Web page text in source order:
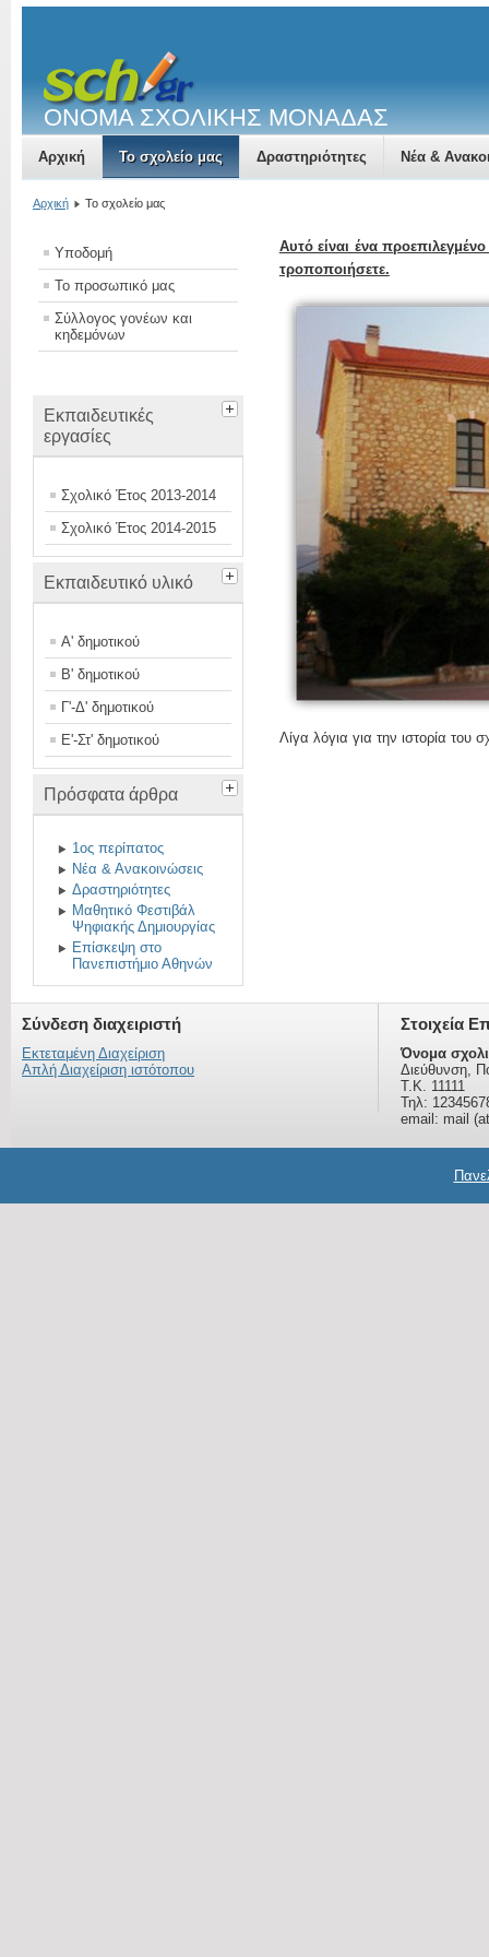
ΟΝΟΜΑ ΣΧΟΛΙΚΗΣ ΜΟΝΑΔΑΣ
Αρχική Το σχολείο μας Δραστηριότητες Νέα &
Αρχική Το σχολείο μας
Υποδομή
Το προσωπικό μας
Σύλλογος γονέων και
κηδεμόνων
Εκπαιδευτικές
εργασίες
Σχολικό Έτος 2013-2014
Σχολικό Έτος 2014-2015
Εκπαιδευτικό υλικό
Α' δημοτικού
Β' δημοτικού
Γ'-Δ' δημοτικού
Ε'-Στ' δημοτικού
Πρόσφατα άρθρα
1ος περίπατος
Νέα & Ανακοινώσεις
Δραστηριότητες
Μαθητικό Φεστιβάλ
Ψηφιακής Δημιουργίας
Επίσκεψη στο
Πανεπιστήμιο Αθηνών
Αυτό είναι ένα
τροποποιήσετε.
Λίγα λόγια για την ιστορία του
Σύνδεση διαχειριστή
Εκτεταμένη Διαχείριση
Απλή Διαχείριση ιστότοπου
Στοιχεία
Όνομα
Διεύθυνση,
Τ.Κ. 11111
Τηλ:
email: mail